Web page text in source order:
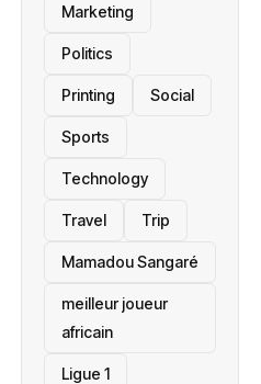
Marketing
Politics
Printing Social
Sports
Technology
Travel Trip
Mamadou Sangaré
meilleur joueur
africain
Ligue 1